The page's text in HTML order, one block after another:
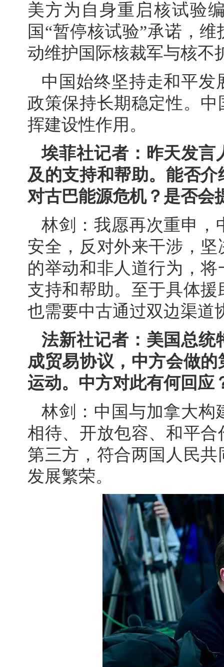
美方为自身重启核试验
国“暂停核试验”承诺，
动维护国际核裁军与核不
中国始终坚持走和平
政策保持长期稳定性。
挥建设性作用。
埃菲社记者：昨天发言
及的支持和帮助。能否
对古巴能源危机？是否会
林剑：我愿再次重申，
安全，反对外来干涉，
的举动和非人道行为，
支持和帮助。至于具体
也需要中古通过双边渠道
法新社记者：美国总统
成贸易协议，中方会做
运动。中方对此有何回应
林剑：中国与加拿大构
相待、开放包容、和平
第三方，符合两国人民
发展繁荣。